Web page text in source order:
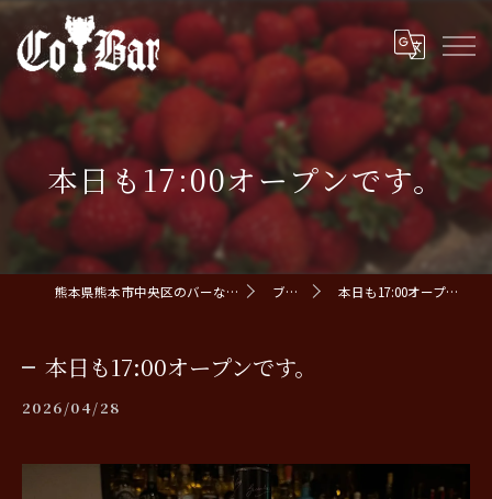
本日も17:00オープンです。
熊本県熊本市中央区のバーならCoBar ブログ 本日も17:00オープンです。
本日も17:00オープンです。
2026/04/28